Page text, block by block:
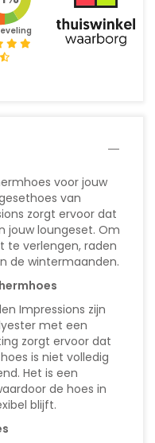
voor jouw
van
zorgt ervoor dat
jouw loungeset. Om
te verlengen, raden
de wintermaanden.
Impressions zijn
met een
zorgt ervoor dat
is niet volledig
Het is een
de hoes in
blijft.